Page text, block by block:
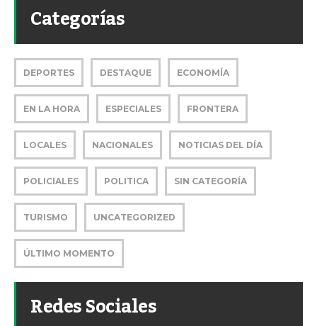
Categorías
DEPORTES DESTAQUE ECONOMÍA
EN LA HORA ESPECIALES FRONTERA
LOCALES NACIONALES NOTICIAS DEL DÍA
POLICIALES POLITICA SIN CATEGORÍA
TURISMO UNCATEGORIZED
ÚLTIMO MOMENTO
Redes Sociales